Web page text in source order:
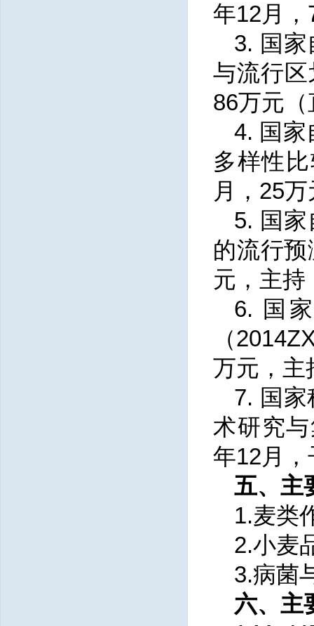
年12月
3. 国
与流行区
86万元
4. 国家
多样性
月，25
5. 国
的流行
元，主持
6. 国
（
万元，主
7. 国
术研究
年12月
五、主
1.麦类
2.小麦
3.病菌
六、主